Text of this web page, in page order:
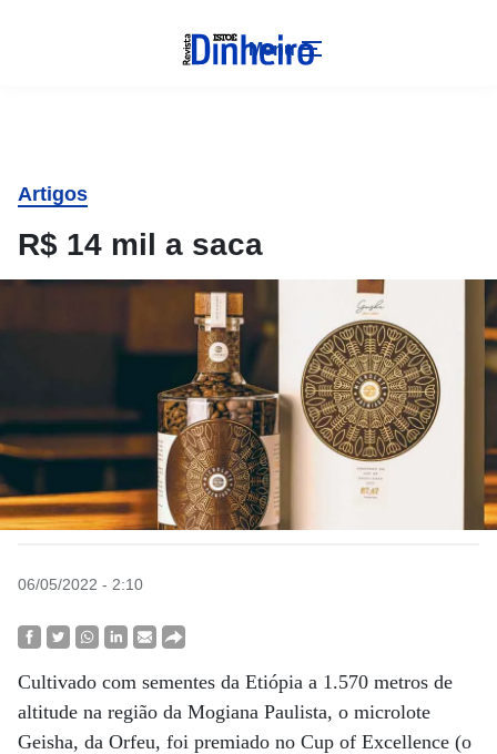
Menu
Artigos
R$ 14 mil a saca
06/05/2022 - 2:10
Cultivado com sementes da Etiópia a 1.570 metros de
altitude na região da Mogiana Paulista, o microlote
Geisha, da Orfeu, foi premiado no Cup of Excellence (o